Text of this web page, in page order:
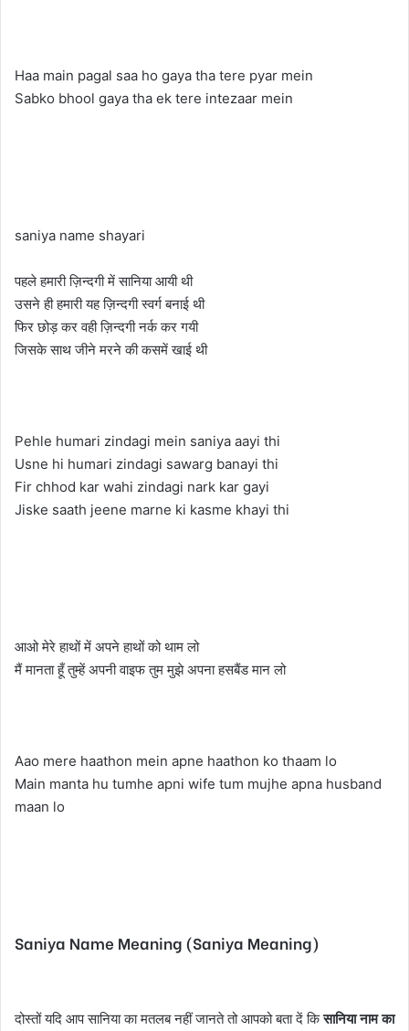
Haa main pagal saa ho gaya tha tere pyar mein
Sabko bhool gaya tha ek tere intezaar mein
saniya name shayari
पहले हमारी ज़िन्दगी में सानिया आयी थी
उसने ही हमारी यह ज़िन्दगी स्वर्ग बनाई थी
फिर छोड़ कर वही ज़िन्दगी नर्क कर गयी
जिसके साथ जीने मरने की कसमें खाई थी
Pehle humari zindagi mein saniya aayi thi
Usne hi humari zindagi sawarg banayi thi
Fir chhod kar wahi zindagi nark kar gayi
Jiske saath jeene marne ki kasme khayi thi
आओ मेरे हाथों में अपने हाथों को थाम लो
मैं मानता हूँ तुम्हें अपनी वाइफ तुम मुझे अपना हसबैंड मान लो
Aao mere haathon mein apne haathon ko thaam lo
Main manta hu tumhe apni wife tum mujhe apna husband
maan lo
Saniya Name Meaning (Saniya Meaning)
दोस्तों यदि आप सानिया का मतलब नहीं जानते तो आपको बता दें किसानिया नाम का